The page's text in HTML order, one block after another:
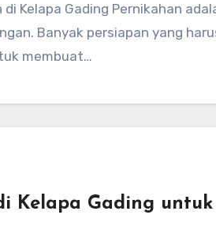
Kelapa Gading Pernikahan
Banyak persiapan yang
membuat…
Kelapa Gading